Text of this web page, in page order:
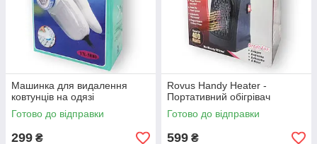
Машинка для видалення
ковтунців на одязі
Готово до відправки
299 ₴
Rovus Handy Heater -
Портативний обігрівач
Готово до відправки
599 ₴